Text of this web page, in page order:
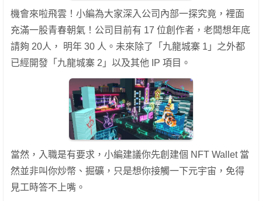
機會來啦飛雲！小編為大家深入公司內部一探究竟，裡面
充滿一股青春朝氣！公司目前有 17 位創作者，老闆想年底
請夠 20人， 明年 30 人。未來除了「九龍城寨 1」之外都
已經開發「九龍城寨 2」以及其他 IP 項目。
當然，入職是有要求，小編建議你先創建個 NFT Wallet 當
然並非叫你炒幣、掘礦，只是想你接觸一下元宇宙，免得
見工時答不上嘴。